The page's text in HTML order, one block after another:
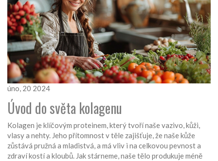
úno, 20 2024
Úvod do světa kolagenu
Kolagen je klíčovým proteinem, který tvoří naše vazivo, kůži,
vlasy a nehty. Jeho přítomnost v těle zajišťuje, že naše kůže
zůstává pružná a mladistvá, a má vliv i na celkovou pevnost a
zdraví kostí a kloubů. Jak stárneme, naše tělo produkuje méně